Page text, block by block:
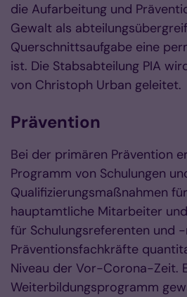
die Aufarbeitung und
Gewalt als
Querschnittsaufgabe eine
ist. Die Stabsabteilung PIA
von Christoph Urban geleitet.
Prävention
Bei der primären Prävention
Programm von Schulungen
Qualifizierungsmaßnahmen
hauptamtliche Mitarbeiter
für Schulungsreferenten und
Präventionsfachkräfte
Niveau der Vor-Corona-Zeit.
Weiterbildungsprogramm